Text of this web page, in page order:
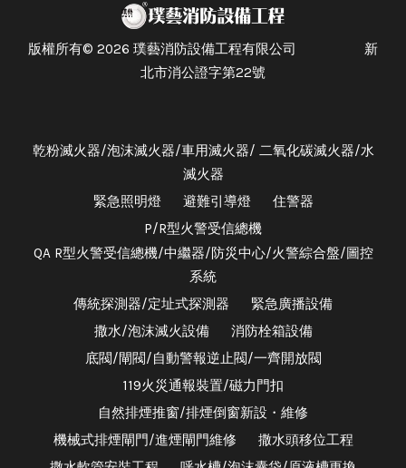
版權所有© 2026 璞藝消防設備工程有限公司 新
北市消公證字第22號
乾粉滅火器/泡沫滅火器/車用滅火器/ 二氧化碳滅火器/水
滅火器
緊急照明燈
避難引導燈
住警器
P/R型火警受信總機
QA R型火警受信總機/中繼器/防災中心/火警綜合盤/圖控
系統
傳統探測器/定址式探測器
緊急廣播設備
撒水/泡沫滅火設備
消防栓箱設備
底閥/閘閥/自動警報逆止閥/一齊開放閥
119火災通報裝置/磁力門扣
自然排煙推窗/排煙倒窗新設・維修
機械式排煙閘門/進煙閘門維修
撒水頭移位工程